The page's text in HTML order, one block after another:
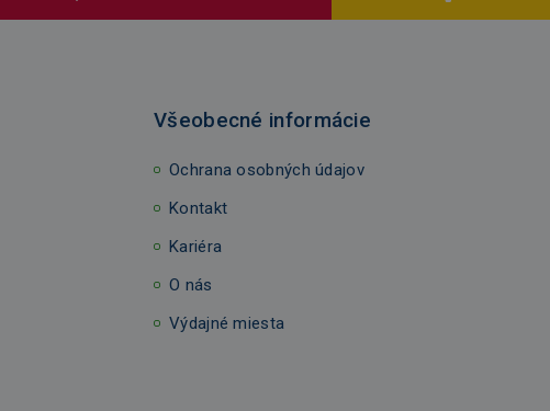
Všeobecné informácie
Ochrana osobných údajov
Kontakt
Kariéra
O nás
Výdajné miesta